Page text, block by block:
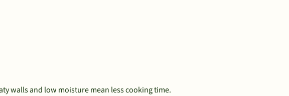
walls and low moisture mean less cooking time.